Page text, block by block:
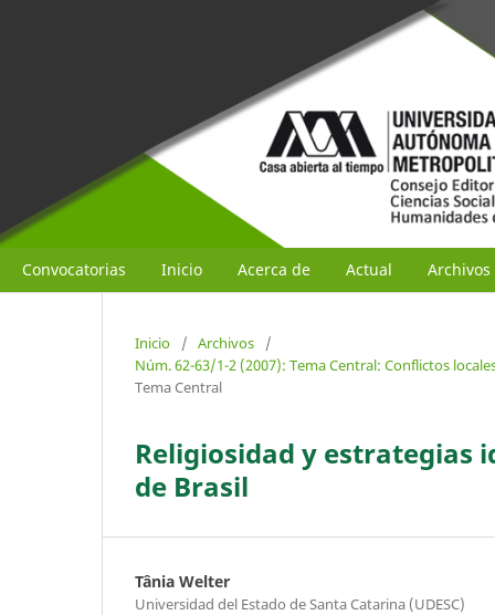
Convocatorias Inicio Acerca de Actual Archivos
Inicio / Archivos
/
Núm. 62-63/1-2 (2007): Tema Central: Conflictos
Tema Central
Religiosidad y estrategias
de Brasil
Tânia Welter
Universidad del Estado de Santa Catarina (UDESC)